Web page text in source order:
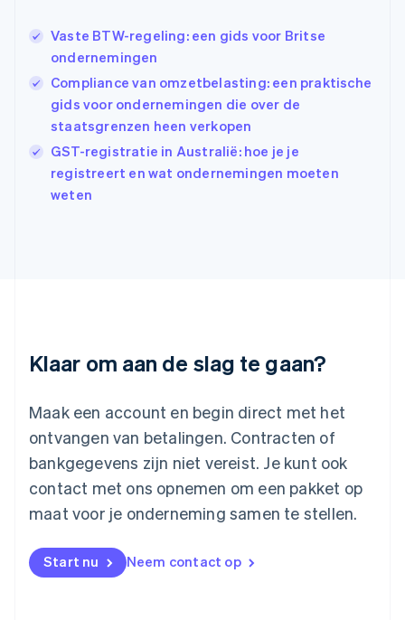
Vaste BTW-regeling: een gids voor Britse
ondernemingen
Compliance van omzetbelasting: een praktische
gids voor ondernemingen die over de
staatsgrenzen heen verkopen
GST-registratie in Australië: hoe je je
registreert en wat ondernemingen moeten
weten
Klaar om aan de slag te gaan?
Maak een account en begin direct met het
ontvangen van betalingen. Contracten of
bankgegevens zijn niet vereist. Je kunt ook
contact met ons opnemen om een pakket op
maat voor je onderneming samen te stellen.
Start nu Neem contact op
English
English
Hongkong SAR, China
English简体中文
Ierland
India
English
Italië
Litouwen
Luxemburg
Maleisië
English简体中文
Malta
English
Mexico
Nederland
NederlandsEnglish